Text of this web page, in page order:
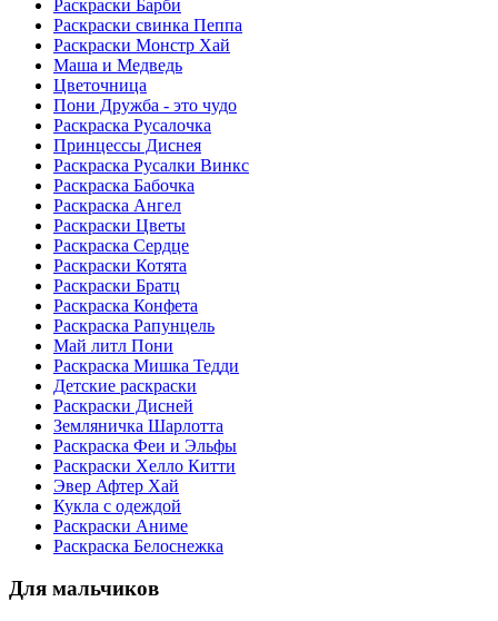
Раскраски Барби
Раскраски свинка Пеппа
Раскраски Монстр Хай
Маша и Медведь
Цветочница
Пони Дружба - это чудо
Раскраска Русалочка
Принцессы Диснея
Раскраска Русалки Винкс
Раскраска Бабочка
Раскраска Ангел
Раскраски Цветы
Раскраска Сердце
Раскраски Котята
Раскраски Братц
Раскраска Конфета
Раскраска Рапунцель
Май литл Пони
Раскраска Мишка Тедди
Детские раскраски
Раскраски Дисней
Земляничка Шарлотта
Раскраска Феи и Эльфы
Раскраски Хелло Китти
Эвер Афтер Хай
Кукла с одеждой
Раскраски Аниме
Раскраска Белоснежка
Для мальчиков